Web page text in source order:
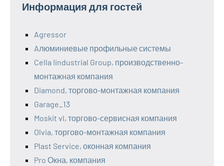
Информация для гостей
Agressor
Aлюминиевые профильные системы
Cella Iindustrial Group, производственно-
монтажная компания
Diamond, торгово-монтажная компания
Garage_13
Moskit vl, торгово-сервисная компания
Olvia, торгово-монтажная компания
Plast Service, оконная компания
Pro Окна, компания